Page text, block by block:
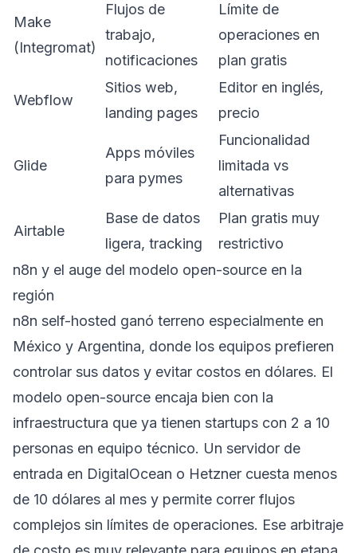
Make
(Integromat)
Flujos de
trabajo,
notificaciones
Límite de
operaciones en
plan gratis
Webflow
Sitios web,
landing pages
Editor en inglés,
precio
Glide
Apps móviles
para pymes
Funcionalidad
limitada vs
alternativas
Airtable
Base de datos
ligera, tracking
Plan gratis muy
restrictivo
n8n y el auge del modelo open-source en la
región
n8n self-hosted ganó terreno especialmente en
México y Argentina, donde los equipos prefieren
controlar sus datos y evitar costos en dólares. El
modelo open-source encaja bien con la
infraestructura que ya tienen startups con 2 a 10
personas en equipo técnico. Un servidor de
entrada en DigitalOcean o Hetzner cuesta menos
de 10 dólares al mes y permite correr flujos
complejos sin límites de operaciones. Ese arbitraje